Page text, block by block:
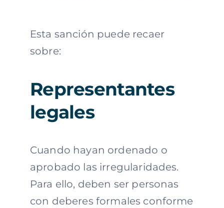
Esta sanción puede recaer
sobre:
Representantes
legales
Cuando hayan ordenado o
aprobado las irregularidades.
Para ello, deben ser personas
con deberes formales conforme